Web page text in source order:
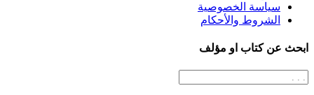
سياسة الخصوصية
الشروط والأحكام
ابحث عن كتاب او مؤلف